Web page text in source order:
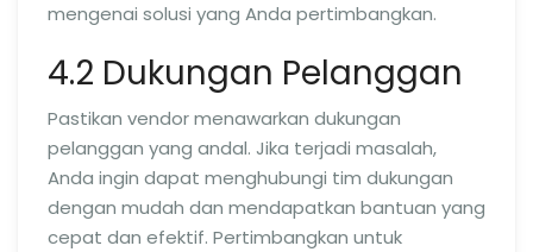
mengenai solusi yang Anda pertimbangkan.
4.2 Dukungan Pelanggan
Pastikan vendor menawarkan dukungan
pelanggan yang andal. Jika terjadi masalah,
Anda ingin dapat menghubungi tim dukungan
dengan mudah dan mendapatkan bantuan yang
cepat dan efektif. Pertimbangkan untuk